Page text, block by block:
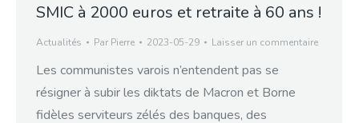
SMIC à 2000 euros et retraite à 60 ans !
Actualités Par Pierre 2023-05-29 Laisser un commentaire
Les communistes varois n’entendent pas se
résigner à subir les diktats de Macron et Borne
fidèles serviteurs zélés des banques, des